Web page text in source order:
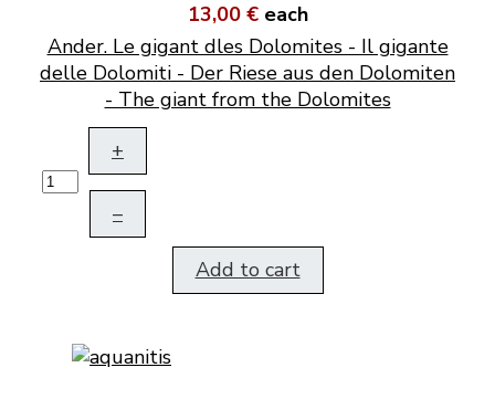
13,00 € each
Ander. Le gigant dles Dolomites - Il gigante
delle Dolomiti - Der Riese aus den Dolomiten
- The giant from the Dolomites
+
–
Add to cart